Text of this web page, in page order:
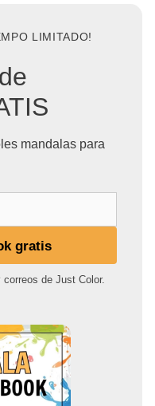
LIMITADO!
mandalas para
gratis
de Just Color.